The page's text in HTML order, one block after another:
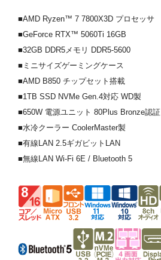
■AMD Ryzen™ 7 7800X3D プロセッサ
■GeForce RTX™ 5060Ti 16GB
■32GB DDR5メモリ DDR5-5600
■ミニサイズゲーミングケース
■AMD B850 チップセット搭載
■1TB SSD NVMe Gen.4対応 WD製
■650W 電源ユニット 80Plus Bronze認証
■水冷クーラー CoolerMaster製
■有線LAN 2.5ギガビットLAN
■無線LAN Wi-Fi 6E / Bluetooth 5